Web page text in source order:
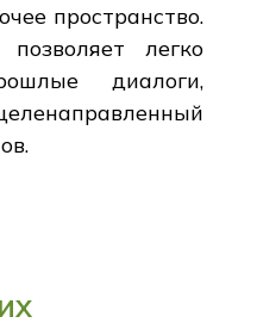
пространство.
легко
диалоги,